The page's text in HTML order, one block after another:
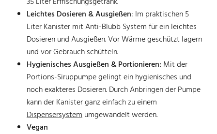
Leichtes Dosieren & Ausgießen: Im praktischen 5
Liter Kanister mit Anti-Blubb System für ein leichtes
Dosieren und Ausgießen. Vor Wärme geschützt lagern
und vor Gebrauch schütteln.
Hygienisches Ausgießen & Portionieren: Mit der
Portions-Siruppumpe gelingt ein hygienisches und
noch exakteres Dosieren. Durch Anbringen der Pumpe
kann der Kanister ganz einfach zu einem
Dispensersystemumgewandelt werden.
Vegan